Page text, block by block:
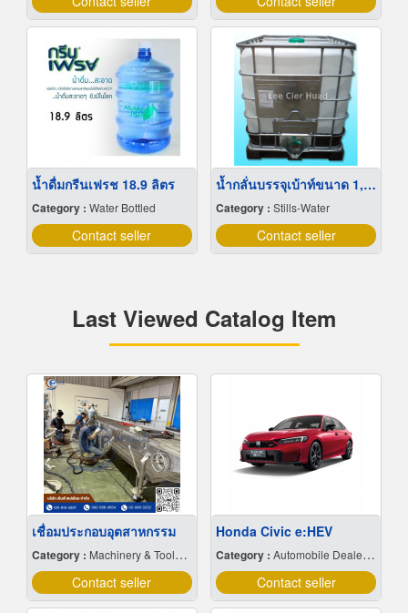
น้ำดื่มกรีนเฟรช 18.9 ลิตร
Category : Water Bottled
Contact seller
น้ำกลั่นบรรจุเบ้าท์ขนาด 1,000 ลิตร
Category : Stills-Water
Contact seller
Last Viewed Catalog Item
เชื่อมประกอบอุตสาหกรรม
Category : Machinery & Tools-New
Contact seller
Honda Civic e:HEV
Category : Automobile Dealers-New Cars
Contact seller